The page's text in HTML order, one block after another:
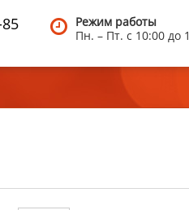
Режим работы
Пн. – Пт. c 10:00 до